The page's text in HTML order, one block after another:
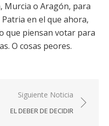
Murcia o Aragón, para
en el que ahora,
que piensan votar para
O cosas peores.
Siguiente Noticia
EL DEBER DE DECIDIR